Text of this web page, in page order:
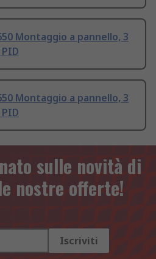
Montaggio a pannello, 3
Montaggio a pannello, 3
sulle novità di
nostre offerte!
Iscriviti